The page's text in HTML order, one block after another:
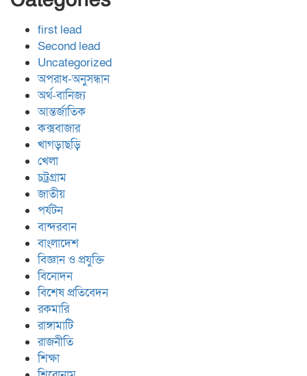
first lead
Second lead
Uncategorized
অপরাধ-অনুসন্ধান
অর্থ-বানিজ্য
আন্তর্জাতিক
কক্সবাজার
খাগড়াছড়ি
খেলা
চট্রগ্রাম
জাতীয়
পর্যটন
বান্দরবান
বাংলাদেশ
বিজ্ঞান ও প্রযুক্তি
বিনোদন
বিশেষ প্রতিবেদন
রকমারি
রাঙ্গামাটি
রাজনীতি
শিক্ষা